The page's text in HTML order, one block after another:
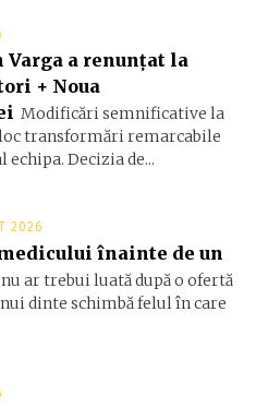
Varga a renunțat la
+ Noua
Modificări semnificative la
loc transformări remarcabile
Decizia de...
2026
înainte de un
ar trebui luată după o ofertă
dinte schimbă felul în care